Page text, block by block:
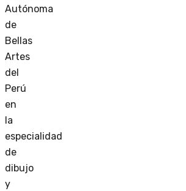
Autónoma
de
Bellas
Artes
del
Perú
en
la
especialidad
de
dibujo
y